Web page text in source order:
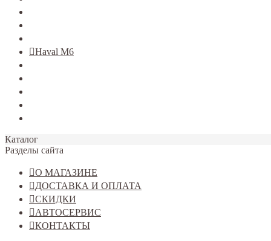
Haval M6
Каталог
Разделы сайта
О МАГАЗИНЕ
ДОСТАВКА И ОПЛАТА
СКИДКИ
АВТОСЕРВИС
КОНТАКТЫ